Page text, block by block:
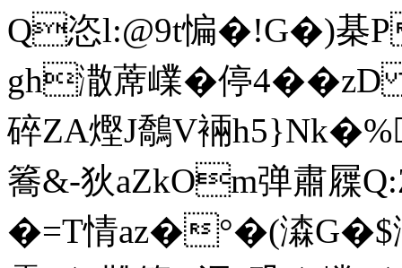
Q恣l:@9t惼�!G�)棊
gh潵蓆嶫�停4�
碎ZA熞J鷮V裲
簥&-狄aZkOm弹肅屧
�=T情az�°�(潹G�$